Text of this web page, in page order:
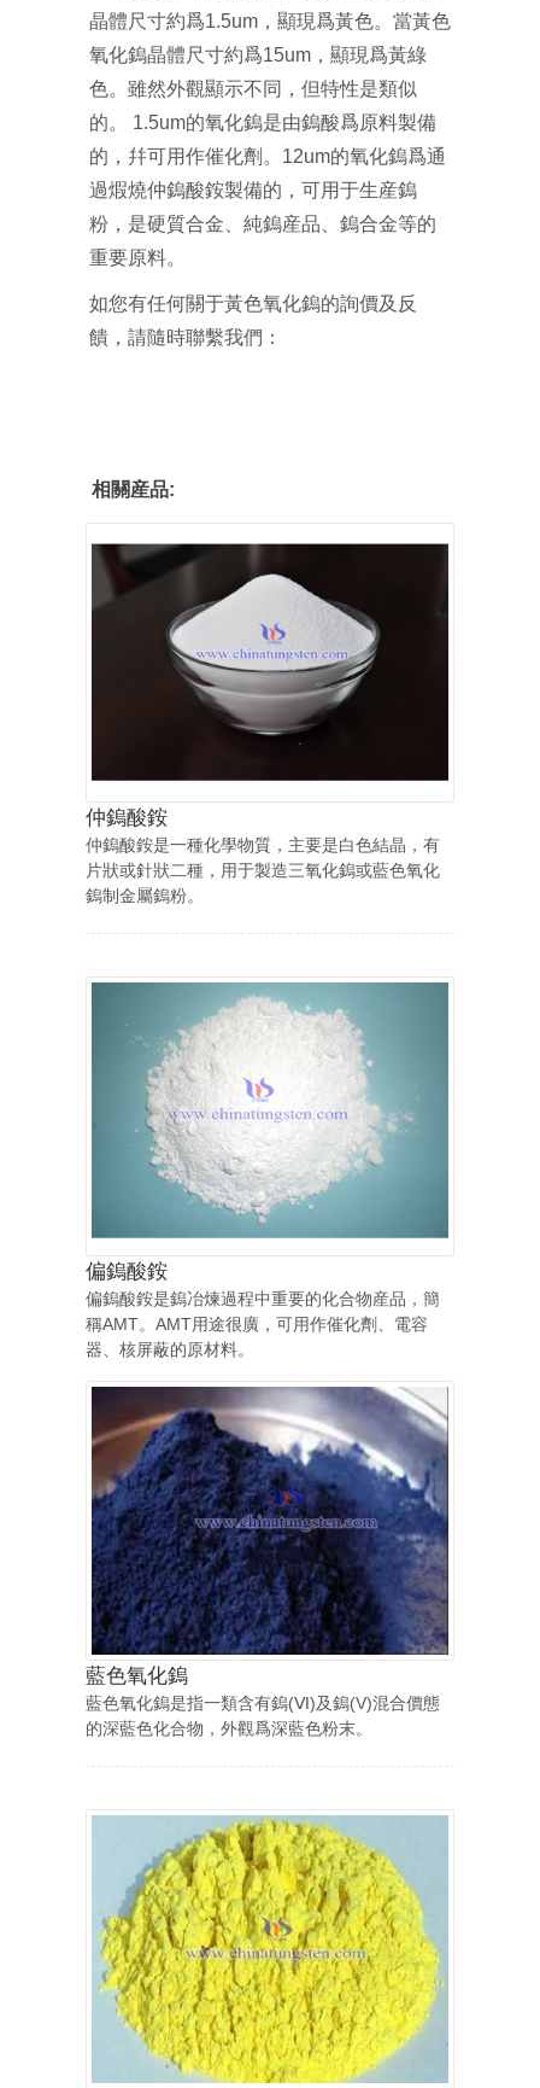
晶體尺寸約爲1.5um，顯現爲黃色。當黃色
氧化鎢晶體尺寸約爲15um，顯現爲黃綠
色。雖然外觀顯示不同，但特性是類似
的。 1.5um的氧化鎢是由鎢酸爲原料製備
的，幷可用作催化劑。12um的氧化鎢爲通
過煆燒仲鎢酸銨製備的，可用于生産鎢
粉，是硬質合金、純鎢産品、鎢合金等的
重要原料。
如您有任何關于黃色氧化鎢的詢價及反
饋，請隨時聯繫我們：
相關産品:
仲鎢酸銨
仲鎢酸銨是一種化學物質，主要是白色結晶，有
片狀或針狀二種，用于製造三氧化鎢或藍色氧化
鎢制金屬鎢粉。
偏鎢酸銨
偏鎢酸銨是鎢冶煉過程中重要的化合物産品，簡
稱AMT。AMT用途很廣，可用作催化劑、電容
器、核屏蔽的原材料。
藍色氧化鎢
藍色氧化鎢是指一類含有鎢(Ⅵ)及鎢(V)混合價態
的深藍色化合物，外觀爲深藍色粉末。